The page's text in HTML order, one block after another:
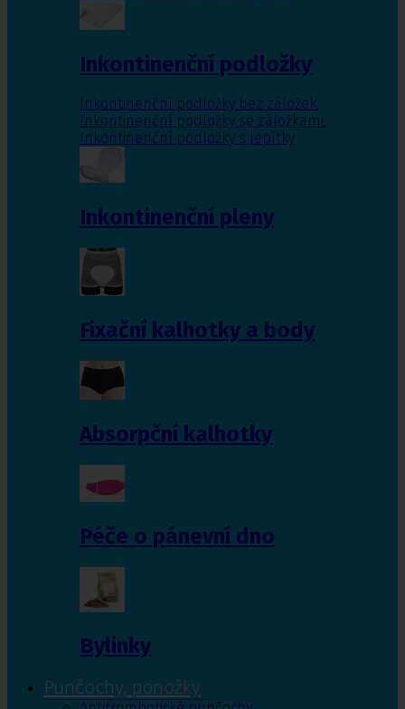
Inkontinenční podložky
Inkontinenční podložky bez záložek,
Inkontinenční podložky se záložkami,
Inkontinenční podložky s lepítky
Inkontinenční pleny
Fixační kalhotky a body
Absorpční kalhotky
Péče o pánevní dno
Bylinky
Punčochy, ponožky